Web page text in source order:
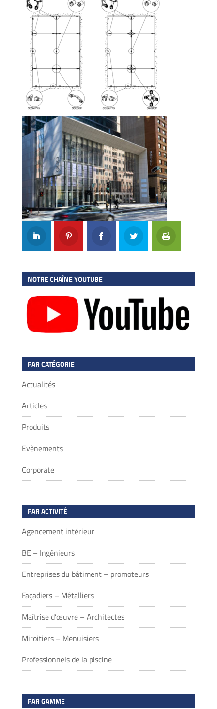
NOTRE CHAÎNE YOUTUBE
PAR CATÉGORIE
Actualités
Articles
Produits
Evènements
Corporate
PAR ACTIVITÉ
Agencement intérieur
BE – Ingénieurs
Entreprises du bâtiment – promoteurs
Façadiers – Métalliers
Maîtrise d’œuvre – Architectes
Miroitiers – Menuisiers
Professionnels de la piscine
PAR GAMME